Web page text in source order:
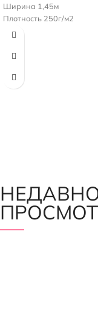
Ширина 1,45м
Плотность 250г/м2